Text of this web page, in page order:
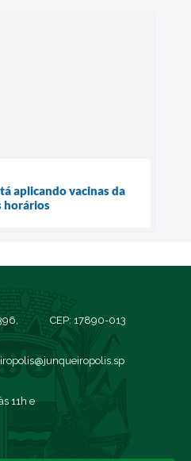
aplicando vacinas da
horários
CEP: 17890-013
11h e